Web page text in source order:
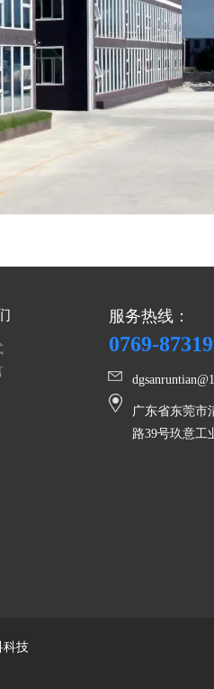
广东省东莞市
路39号玖意工
服务热线：
0769-
科技